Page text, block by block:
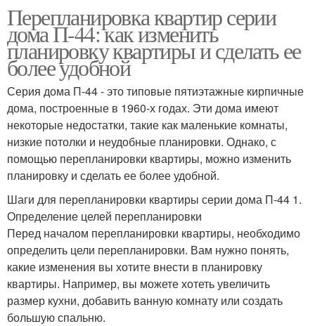
Перепланировка квартир серии
дома П-44: как изменить
планировку квартиры и сделать ее
более удобной
Серия дома П-44 - это типовые пятиэтажные кирпичные
дома, построенные в 1960-х годах. Эти дома имеют
некоторые недостатки, такие как маленькие комнаты,
низкие потолки и неудобные планировки. Однако, с
помощью перепланировки квартиры, можно изменить
планировку и сделать ее более удобной.
Шаги для перепланировки квартиры серии дома П-44 1.
Определение целей перепланировки
Перед началом перепланировки квартиры, необходимо
определить цели перепланировки. Вам нужно понять,
какие изменения вы хотите внести в планировку
квартиры. Например, вы можете хотеть увеличить
размер кухни, добавить ванную комнату или создать
большую спальню.